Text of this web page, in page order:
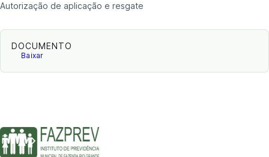
Autorização de aplicação e resgate
DOCUMENTO
Baixar